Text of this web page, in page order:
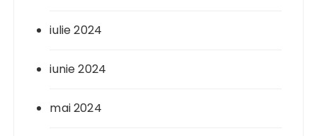
iulie 2024
iunie 2024
mai 2024